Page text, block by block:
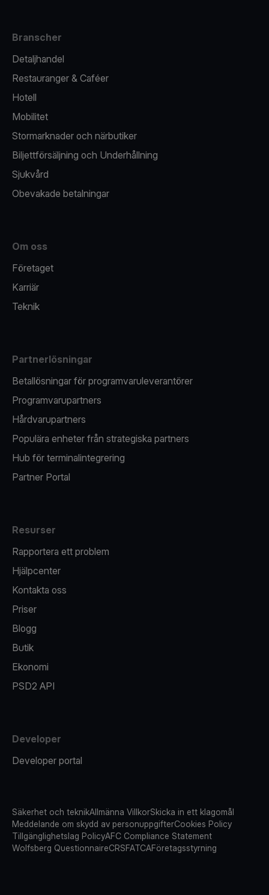
Branscher
Detaljhandel
Restauranger & Caféer
Hotell
Mobilitet
Stormarknader och närbutiker
Biljettförsäljning och Underhållning
Sjukvård
Obevakade betalningar
Om oss
Företaget
Karriär
Teknik
Partnerlösningar
Betallösningar för programvaruleverantörer
Programvarupartners
Hårdvarupartners
Populära enheter från strategiska partners
Hub för terminalintegrering
Partner Portal
Resurser
Rapportera ett problem
Hjälpcenter
Kontakta oss
Priser
Blogg
Butik
Ekonomi
PSD2 API
Developer
Developer portal
Säkerhet och teknikAllmänna VillkorSkicka in ett klagomål
Meddelande om skydd av personuppgifterCookies Policy
Tillgänglighetslag PolicyAFC Compliance Statement
Wolfsberg QuestionnaireCRSFATCAFöretagsstyrning